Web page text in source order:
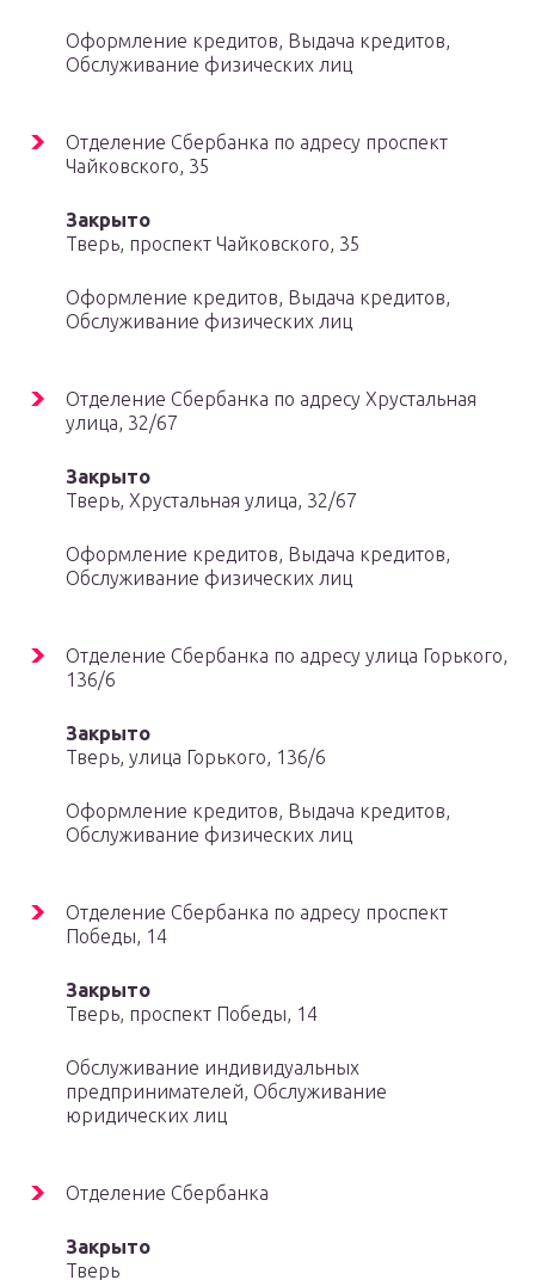
Оформление кредитов, Выдача кредитов,
Обслуживание физических лиц
Отделение Сбербанка по адресу проспект
Чайковского, 35
Закрыто
Тверь, проспект Чайковского, 35
Оформление кредитов, Выдача кредитов,
Обслуживание физических лиц
Отделение Сбербанка по адресу Хрустальная
улица, 32/67
Закрыто
Тверь, Хрустальная улица, 32/67
Оформление кредитов, Выдача кредитов,
Обслуживание физических лиц
Отделение Сбербанка по адресу улица Горького,
136/6
Закрыто
Тверь, улица Горького, 136/6
Оформление кредитов, Выдача кредитов,
Обслуживание физических лиц
Отделение Сбербанка по адресу проспект
Победы, 14
Закрыто
Тверь, проспект Победы, 14
Обслуживание индивидуальных
предпринимателей, Обслуживание
юридических лиц
Отделение Сбербанка
Закрыто
Тверь